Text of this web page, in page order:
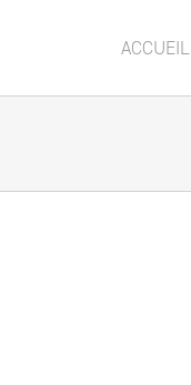
ACCUEIL